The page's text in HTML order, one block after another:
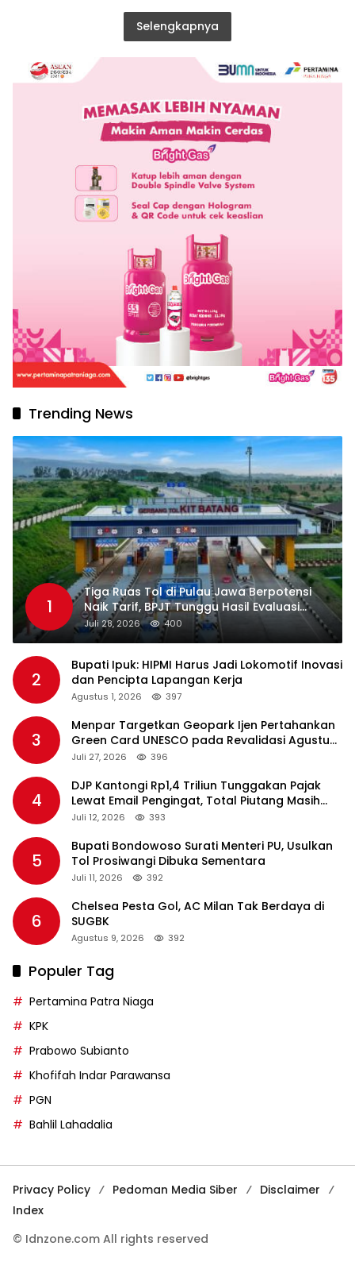
Selengkapnya
Trending News
1
Tiga Ruas Tol di Pulau Jawa Berpotensi
Naik Tarif, BPJT Tunggu Hasil Evaluasi
Standar Pelayanan
Juli 28, 2026 400
2
Bupati Ipuk: HIPMI Harus Jadi Lokomotif Inovasi
dan Pencipta Lapangan Kerja
Agustus 1, 2026 397
3
Menpar Targetkan Geopark Ijen Pertahankan
Green Card UNESCO pada Revalidasi Agustus
2026
Juli 27, 2026 396
4
DJP Kantongi Rp1,4 Triliun Tunggakan Pajak
Lewat Email Pengingat, Total Piutang Masih
Rp36 Triliun
Juli 12, 2026 393
5
Bupati Bondowoso Surati Menteri PU, Usulkan
Tol Prosiwangi Dibuka Sementara
Juli 11, 2026 392
6
Chelsea Pesta Gol, AC Milan Tak Berdaya di
SUGBK
Agustus 9, 2026 392
Populer Tag
Pertamina Patra Niaga
KPK
Prabowo Subianto
Khofifah Indar Parawansa
PGN
Bahlil Lahadalia
Privacy Policy Pedoman Media Siber
Disclaimer
Index
© Idnzone.com All rights reserved